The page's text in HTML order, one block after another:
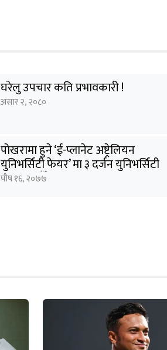
घरेलु उपचार कति प्रभावकारी !
असार २, २०८०
पोखरामा हुने ‘ई-प्लानेट अष्ट्रेलियन
युनिभर्सिटी फेयर’ मा ३ दर्जन युनिभर्सिटी
सहभागी हुँदैछन् : शर्मा
पौष १६, २०७७